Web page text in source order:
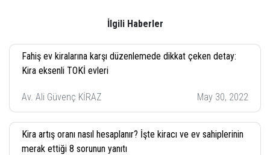
İlgili Haberler
Fahiş ev kiralarına karşı düzenlemede dikkat çeken detay:
Kira eksenli TOKİ evleri
Av. Ali Güvenç KİRAZ May 30, 2022
Kira artış oranı nasıl hesaplanır? İşte kiracı ve ev sahiplerinin
merak ettiği 8 sorunun yanıtı